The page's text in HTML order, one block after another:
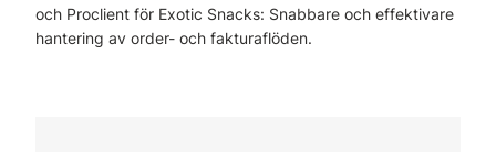
och Proclient för Exotic Snacks: Snabbare och effektivare
hantering av order- och fakturaflöden.